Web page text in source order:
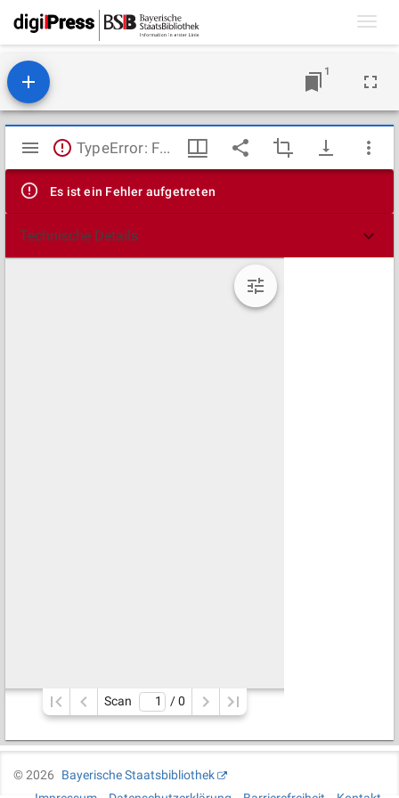
1
Mirador
Viewer
TypeError: Failed to fetch
Es ist ein Fehler aufgetreten
Technische Details
Scan / 0
©2026
Bayerische Staatsbibliothek